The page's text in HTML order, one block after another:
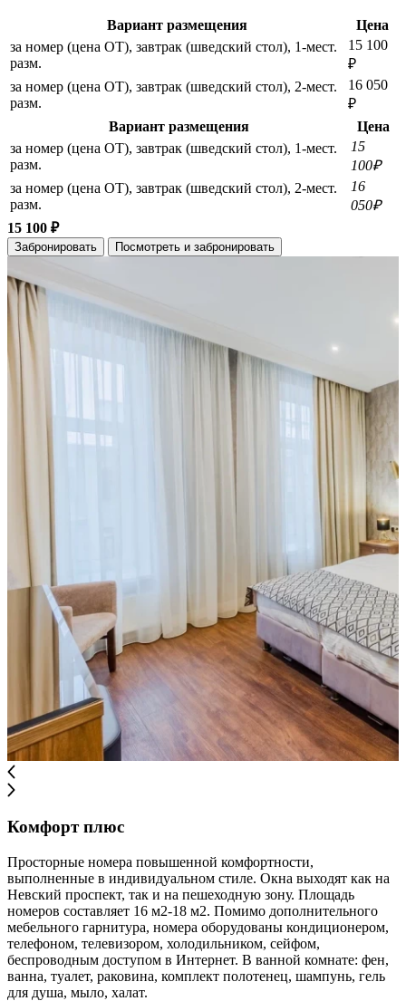
Вариант размещения
Цена
за номер (цена ОТ), завтрак (шведский стол), 1-мест.
разм.
15 100
₽
за номер (цена ОТ), завтрак (шведский стол), 2-мест.
разм.
16 050
₽
Вариант размещения
Цена
за номер (цена ОТ), завтрак (шведский стол), 1-мест.
разм.
15
100₽
за номер (цена ОТ), завтрак (шведский стол), 2-мест.
разм.
16
050₽
15 100 ₽
Забронировать Посмотреть и забронировать
Комфорт плюс
Просторные номера повышенной комфортности,
выполненные в индивидуальном стиле. Окна выходят как на
Невский проспект, так и на пешеходную зону. Площадь
номеров составляет 16 м2-18 м2. Помимо дополнительного
мебельного гарнитура, номера оборудованы кондиционером,
телефоном, телевизором, холодильником, сейфом,
беспроводным доступом в Интернет. В ванной комнате: фен,
ванна, туалет, раковина, комплект полотенец, шампунь, гель
для душа, мыло, халат.